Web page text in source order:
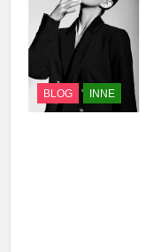
BLOG INNE